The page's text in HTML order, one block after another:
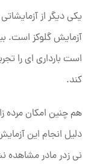
یکی دیگر از
آزمایش گلوکز است.
است بارداری ای را
کند.
هم چنین امکان مرده
دلیل انجام این
نی زدر مادر